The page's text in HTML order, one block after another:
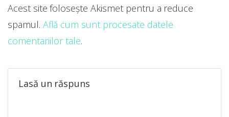
Lasă un răspuns
Acest site folosește Akismet pentru a reduce
spamul. Află cum sunt procesate datele
comentariilor tale.